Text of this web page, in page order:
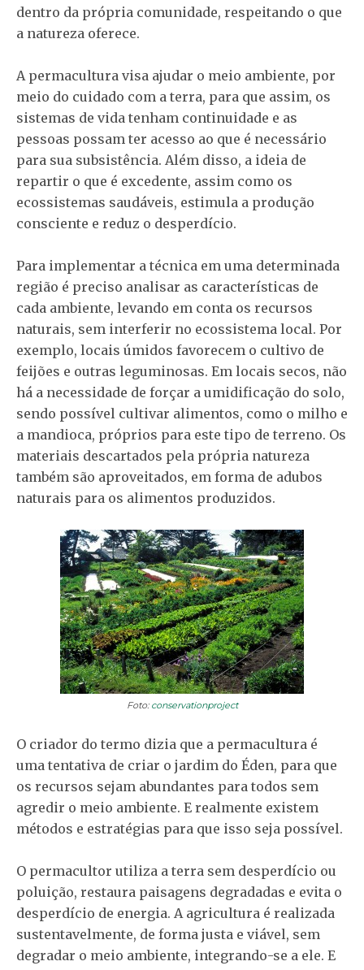
dentro da própria comunidade, respeitando o que
a natureza oferece.
A permacultura visa ajudar o meio ambiente, por
meio do cuidado com a terra, para que assim, os
sistemas de vida tenham continuidade e as
pessoas possam ter acesso ao que é necessário
para sua subsistência. Além disso, a ideia de
repartir o que é excedente, assim como os
ecossistemas saudáveis, estimula a produção
consciente e reduz o desperdício.
Para implementar a técnica em uma determinada
região é preciso analisar as características de
cada ambiente, levando em conta os recursos
naturais, sem interferir no ecossistema local. Por
exemplo, locais úmidos favorecem o cultivo de
feijões e outras leguminosas. Em locais secos, não
há a necessidade de forçar a umidificação do solo,
sendo possível cultivar alimentos, como o milho e
a mandioca, próprios para este tipo de terreno. Os
materiais descartados pela própria natureza
também são aproveitados, em forma de adubos
naturais para os alimentos produzidos.
Foto: conservationproject
O criador do termo dizia que a permacultura é
uma tentativa de criar o jardim do Éden, para que
os recursos sejam abundantes para todos sem
agredir o meio ambiente. E realmente existem
métodos e estratégias para que isso seja possível.
O permacultor utiliza a terra sem desperdício ou
poluição, restaura paisagens degradadas e evita o
desperdício de energia. A agricultura é realizada
sustentavelmente, de forma justa e viável, sem
degradar o meio ambiente, integrando-se a ele. E